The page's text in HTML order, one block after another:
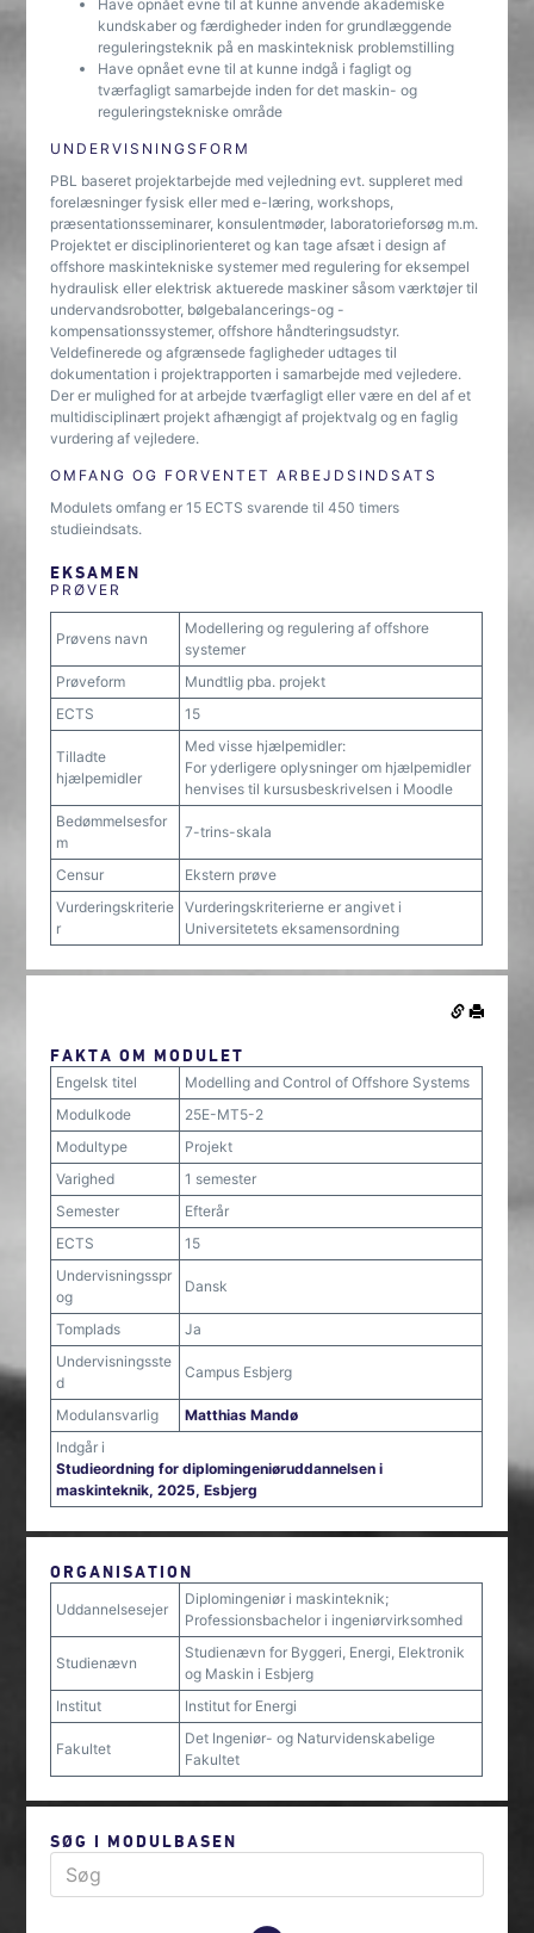
Have opnået evne til at kunne anvende akademiske
kundskaber og færdigheder inden for grundlæggende
reguleringsteknik på en maskinteknisk problemstilling
Have opnået evne til at kunne indgå i fagligt og
tværfagligt samarbejde inden for det maskin- og
reguleringstekniske område
UNDERVISNINGSFORM
PBL baseret projektarbejde med vejledning evt. suppleret med
forelæsninger fysisk eller med e-læring, workshops,
præsentationsseminarer, konsulentmøder, laboratorieforsøg m.m.
Projektet er disciplinorienteret og kan tage afsæt i design af
offshore maskintekniske systemer med regulering for eksempel
hydraulisk eller elektrisk aktuerede maskiner såsom værktøjer til
undervandsrobotter, bølgebalancerings-og -
kompensationssystemer, offshore håndteringsudstyr.
Veldefinerede og afgrænsede fagligheder udtages til
dokumentation i projektrapporten i samarbejde med vejledere.
Der er mulighed for at arbejde tværfagligt eller være en del af et
multidisciplinært projekt afhængigt af projektvalg og en faglig
vurdering af vejledere.
OMFANG OG FORVENTET ARBEJDSINDSATS
Modulets omfang er 15 ECTS svarende til 450 timers
studieindsats.
EKSAMEN
PRØVER
Prøvens navn
Modellering og regulering af offshore
systemer
Prøveform
Mundtlig pba. projekt
ECTS
15
Tilladte
hjælpemidler
Med visse hjælpemidler:
For yderligere oplysninger om hjælpemidler
henvises til kursusbeskrivelsen i Moodle
Bedømmelsesfor
m
7-trins-skala
Censur
Ekstern prøve
Vurderingskriterie
r
Vurderingskriterierne er angivet i
Universitetets eksamensordning
FAKTA OM MODULET
Engelsk titel
Modelling and Control of Offshore Systems
Modulkode
25E-MT5-2
Modultype
Projekt
Varighed
1 semester
Semester
Efterår
ECTS
15
Undervisningsspr
og
Dansk
Tomplads
Ja
Undervisningsste
d
Campus Esbjerg
Modulansvarlig
Matthias Mandø
Indgår i
Studieordning for diplomingeniøruddannelsen i
maskinteknik, 2025, Esbjerg
ORGANISATION
Uddannelsesejer
Diplomingeniør i maskinteknik;
Professionsbachelor i ingeniørvirksomhed
Studienævn
Studienævn for Byggeri, Energi, Elektronik
og Maskin i Esbjerg
Institut
Institut for Energi
Fakultet
Det Ingeniør- og Naturvidenskabelige
Fakultet
SØG I MODULBASEN